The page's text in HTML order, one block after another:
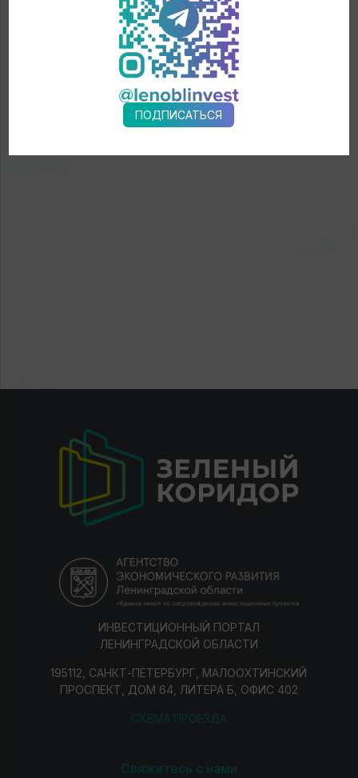
«Лоренц Снэк-Уорлд Продакшн Кириши». Компания
расширяет в Ленинградской области свое производство
по выпуску широкого ассортимента хлебобулочных,
кондитерских изделий и снэков.
ИНВЕСТИЦИОННЫЙ ПОРТАЛ
ЛЕНИНГРАДСКОЙ ОБЛАСТИ
195112, САНКТ-ПЕТЕРБУРГ, МАЛООХТИНСКИЙ
ПРОСПЕКТ, ДОМ 64, ЛИТЕРА Б, ОФИС 402
СХЕМА ПРОЕЗДА
Свяжитесь с нами
ПОДПИСАТЬСЯ